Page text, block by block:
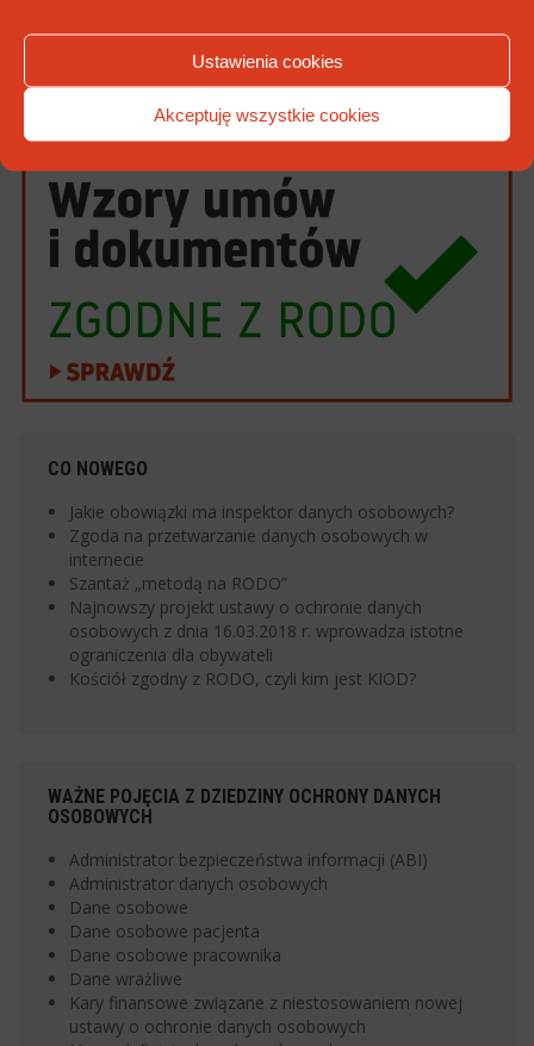
Akceptuję wszystkie cookies
Ustawienia cookies
CO NOWEGO
Jakie obowiązki ma inspektor danych osobowych?
Zgoda na przetwarzanie danych osobowych w
internecie
Szantaż „metodą na RODO”
Najnowszy projekt ustawy o ochronie danych
osobowych z dnia 16.03.2018 r. wprowadza istotne
ograniczenia dla obywateli
Kościół zgodny z RODO, czyli kim jest KIOD?
WAŻNE POJĘCIA Z DZIEDZINY OCHRONY DANYCH
OSOBOWYCH
Administrator bezpieczeństwa informacji (ABI)
Administrator danych osobowych
Dane osobowe
Dane osobowe pacjenta
Dane osobowe pracownika
Dane wrażliwe
Kary finansowe związane z niestosowaniem nowej
ustawy o ochronie danych osobowych